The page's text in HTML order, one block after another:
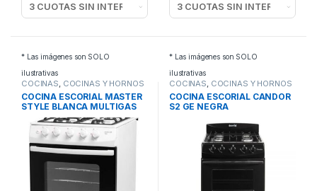
* Las imágenes son SOLO
ilustrativas
COCINAS, COCINAS Y HORNOS
COCINA ESCORIAL MASTER
STYLE BLANCA MULTIGAS
* Las imágenes son SOLO
ilustrativas
COCINAS, COCINAS Y HORNOS
COCINA ESCORIAL CANDOR
S2 GE NEGRA